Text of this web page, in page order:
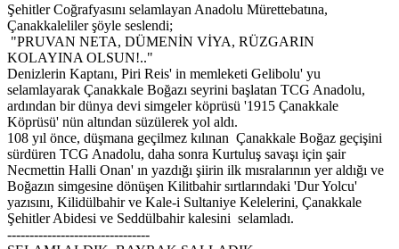
Şehitler Coğrafyasını selamlayan Anadolu Mürettebatına,
Çanakkaleliler şöyle seslendi;
"PRUVAN NETA, DÜMENİN VİYA, RÜZGARIN
KOLAYINA OLSUN!.."
Denizlerin Kaptanı, Piri Reis' in memleketi Gelibolu' yu
selamlayarak Çanakkale Boğazı seyrini başlatan TCG Anadolu,
ardından bir dünya devi simgeler köprüsü '1915 Çanakkale
Köprüsü' nün altından süzülerek yol aldı.
108 yıl önce, düşmana geçilmez kılınan Çanakkale Boğaz geçişini
sürdüren TCG Anadolu, daha sonra Kurtuluş savaşı için şair
Necmettin Halli Onan' ın yazdığı şiirin ilk mısralarının yer aldığı ve
Boğazın simgesine dönüşen Kilitbahir sırtlarındaki 'Dur Yolcu'
yazısını, Kilidülbahir ve Kale-i Sultaniye Kelelerini, Çanakkale
Şehitler Abidesi ve Seddülbahir kalesini selamladı.
--------------------------------